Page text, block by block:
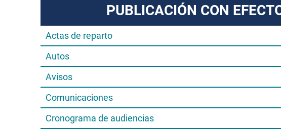
PUBLICACIÓN CON
Actas de reparto
Autos
Avisos
Comunicaciones
Cronograma de audiencias